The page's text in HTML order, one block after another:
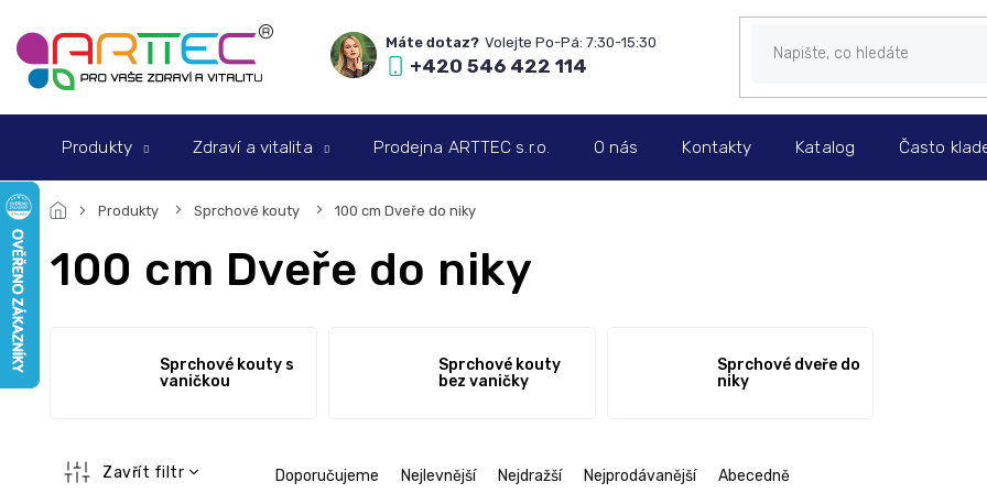
na
obsah
+420 546 422 114
Produkty Zdraví a vitalita Prodejna ARTTEC s.r.o. O nás Kontakty Katalog Často
Produkty Sprchové kouty 100 cm Dveře do niky
100 cm Dveře do niky
Sprchové kouty s
vaničkou
Sprchové kouty
bez vaničky
Sprchové dveře do
niky
ŘDoporučujeme Nejlevnější Nejdražší Nejprodávanější Abecedně
Zavřít filtr